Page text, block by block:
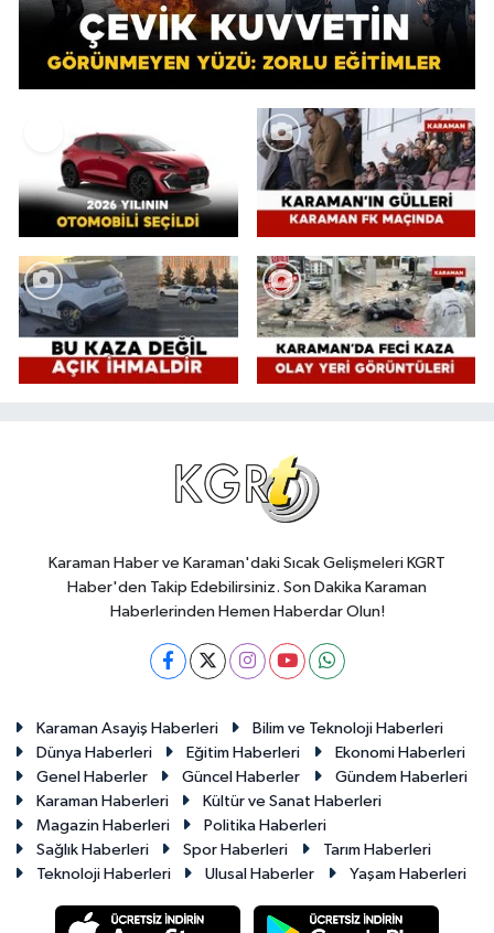
Karaman Haber ve Karaman'daki Sıcak Gelişmeleri KGRT
Haber'den Takip Edebilirsiniz. Son Dakika Karaman
Haberlerinden Hemen Haberdar Olun!
Karaman Asayiş Haberleri
Bilim ve Teknoloji Haberleri
Dünya Haberleri
Eğitim Haberleri
Ekonomi Haberleri
Genel Haberler
Güncel Haberler
Gündem Haberleri
Karaman Haberleri
Kültür ve Sanat Haberleri
Magazin Haberleri
Politika Haberleri
Sağlık Haberleri
Spor Haberleri
Tarım Haberleri
Teknoloji Haberleri
Ulusal Haberler Yaşam Haberleri